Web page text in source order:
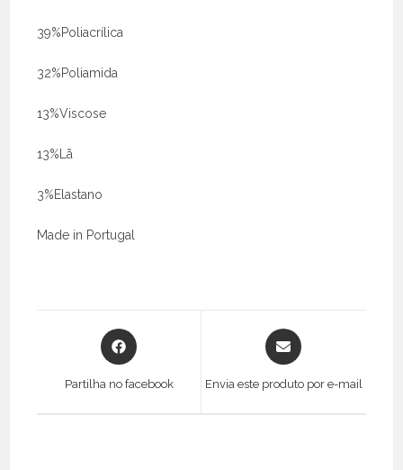
39%Poliacrílica
32%Poliamida
13%Viscose
13%Lã
3%Elastano
Made in Portugal
Opens
in
Partilha no facebook
Opens
in
Envia este produto por e-mail